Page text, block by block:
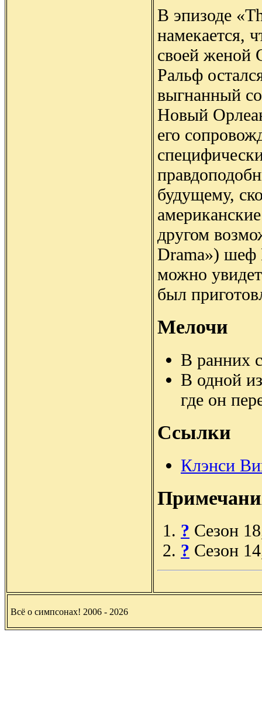
В эпизоде
намекается,
своей женой
Ральф
выгнанный
Новый
его
будущему,
другом
Drama») шеф
можно
был
Мелочи
В ранних
В одной
где он
Ссылки
Клэнси
? Сезон
? Сезон
Всё о симпсонах! 2006 - 2026